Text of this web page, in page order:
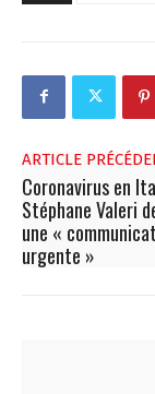
ARTICLE
Coronavirus en
Stéphane Valeri
une «
urgente »